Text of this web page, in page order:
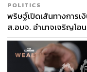
POLITICS
พริษฐ์เปิดเส้นทางการ
ส.อบจ. อำนาจเจริญโอ